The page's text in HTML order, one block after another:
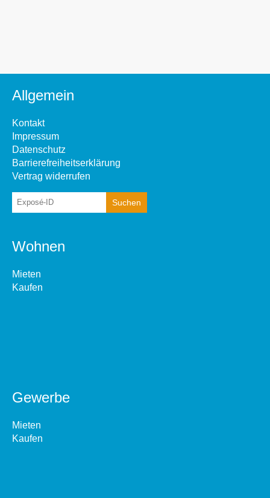
Allgemein
Kontakt
Impressum
Datenschutz
Barrierefreiheitserklärung
Vertrag widerrufen
Wohnen
Mieten
Kaufen
Gewerbe
Mieten
Kaufen